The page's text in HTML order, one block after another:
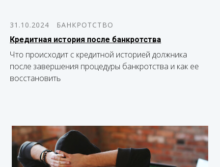
31.10.2024
БАНКРОТСТВО
Кредитная история после банкротства
Что происходит с кредитной историей должника
после завершения процедуры банкротства и как ее
восстановить